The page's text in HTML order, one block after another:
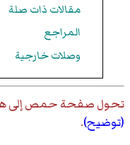
مقالات ذات صلة
المراجع
وصلات خارجية
تحول صفحةحمصإلى
(توضيح).